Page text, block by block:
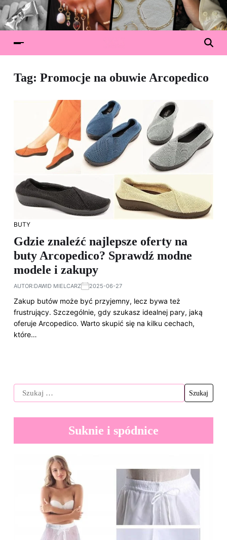
Tag: Promocje na obuwie Arcopedico
BUTY
Gdzie znaleźć najlepsze oferty na
buty Arcopedico? Sprawdź modne
modele i zakupy
AUTOR:DAWID MIELCARZ 2025-06-27
Zakup butów może być przyjemny, lecz bywa też
frustrujący. Szczególnie, gdy szukasz idealnej pary, jaką
oferuje Arcopedico. Warto skupić się na kilku cechach,
które…
Suknie i spódnice